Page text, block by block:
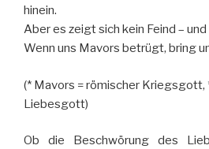
hinein.
Aber es zeigt sich kein Feind –
Wenn uns Mavors betrügt, bring
(* Mavors = römischer Kriegsgott,
Liebesgott)
Ob die Beschwörung des